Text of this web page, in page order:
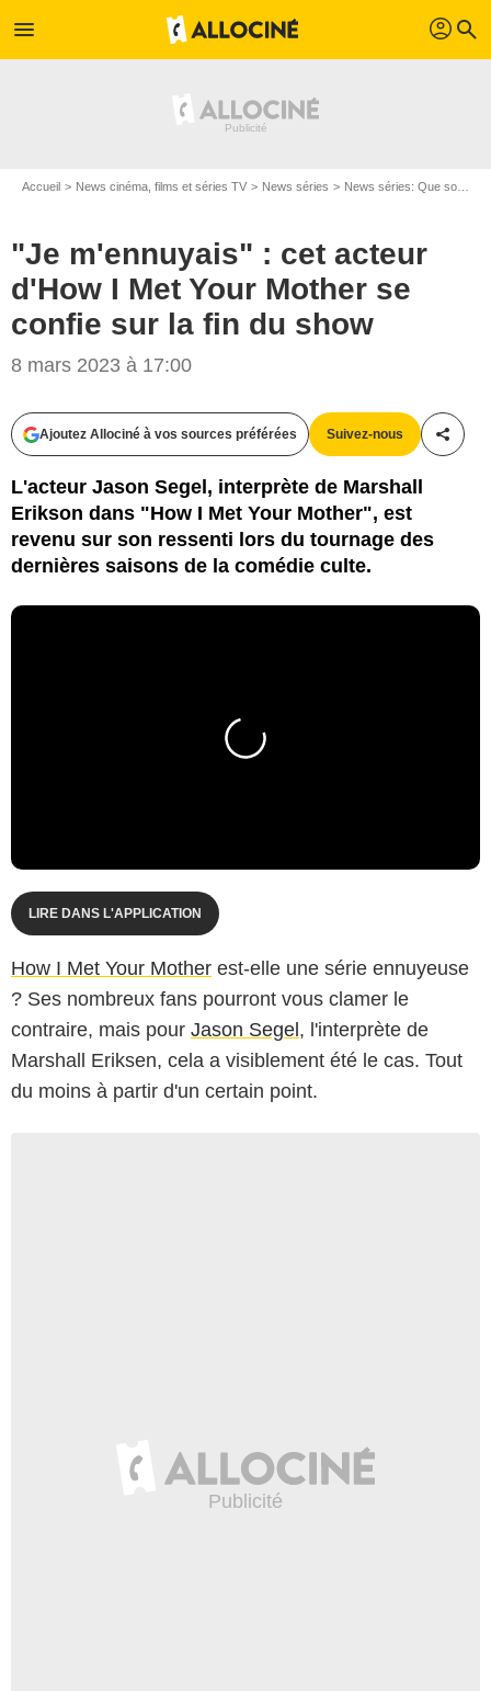
menu profil search
Accueil News cinéma, films et séries TV News séries News séries: Que sont-ils devenus ?
"Je m'ennuyais" : cet acteur
d'How I Met Your Mother se
confie sur la fin du show
8 mars 2023 à 17:00
Ajoutez Allociné à vos sources préférées Suivez-nous
L'acteur Jason Segel, interprète de Marshall
Erikson dans "How I Met Your Mother", est
revenu sur son ressenti lors du tournage des
dernières saisons de la comédie culte.
LIRE DANS L'APPLICATION
How I Met Your Mother est-elle une série ennuyeuse
? Ses nombreux fans pourront vous clamer le
contraire, mais pour Jason Segel, l'interprète de
Marshall Eriksen, cela a visiblement été le cas. Tout
du moins à partir d'un certain point.